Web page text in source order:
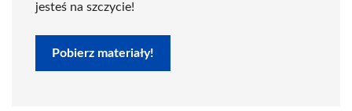
jesteś na szczycie!
Pobierz materiały!